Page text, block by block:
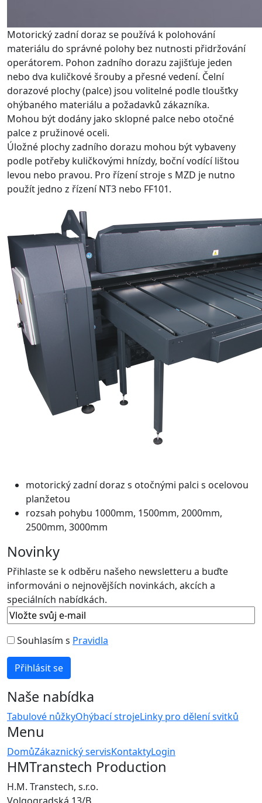
Motorický zadní doraz se používá k polohování
materiálu do správné polohy bez nutnosti přidržování
operátorem. Pohon zadního dorazu zajišťuje jeden
nebo dva kuličkové šrouby a přesné vedení. Čelní
dorazové plochy (palce) jsou volitelné podle tloušťky
ohýbaného materiálu a požadavků zákazníka.
Mohou být dodány jako sklopné palce nebo otočné
palce z pružinové oceli.
Úložné plochy zadního dorazu mohou být vybaveny
podle potřeby kuličkovými hnízdy, boční vodící lištou
levou nebo pravou. Pro řízení stroje s MZD je nutno
použít jedno z řízení NT3 nebo FF101.
motorický zadní doraz s otočnými palci s ocelovou
planžetou
rozsah pohybu 1000mm, 1500mm, 2000mm,
2500mm, 3000mm
Novinky
Přihlaste se k odběru našeho newsletteru a buďte
informováni o nejnovějších novinkách, akcích a
speciálních nabídkách.
Souhlasím s Pravidla
Naše nabídka
Tabulové nůžkyOhýbací strojeLinky pro dělení svitků
Menu
DomůZákaznický servisKontaktyLogin
HMTranstech Production
H.M. Transtech, s.r.o.